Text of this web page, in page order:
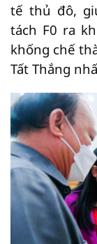
tế thủ đô,
tách F0 ra
khống chế
Tất Thắng